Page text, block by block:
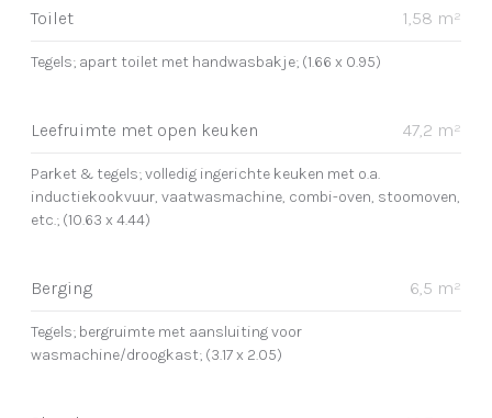
Toilet 1,58 m²
Tegels; apart toilet met handwasbakje; (1.66 x 0.95)
Leefruimte met open keuken 47,2 m²
Parket & tegels; volledig ingerichte keuken met o.a.
inductiekookvuur, vaatwasmachine, combi-oven, stoomoven,
etc.; (10.63 x 4.44)
Berging 6,5 m²
Tegels; bergruimte met aansluiting voor
wasmachine/droogkast; (3.17 x 2.05)